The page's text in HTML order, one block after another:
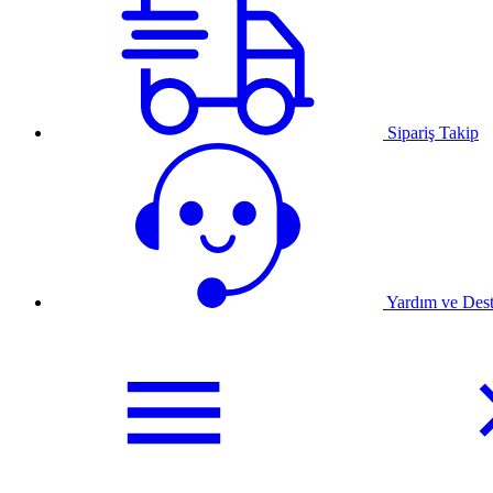
Sipariş Takip
Yardım ve